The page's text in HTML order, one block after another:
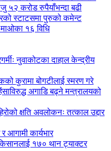
५२ करोड रुपैयाँभन्दा बढी
स्टाटसमा पुरुको कमेन्ट
१६ विधि
नुवाकोटका दाहाल केन्द्रीय
कुरामा बोगटीलाई स्मरण गरे
अगाडि बढ्ने मन्त्रालयको
क्षति अवलोकनः तत्काल उद्दार
आगामी कार्यभार
१७० थान ट्याक्टर